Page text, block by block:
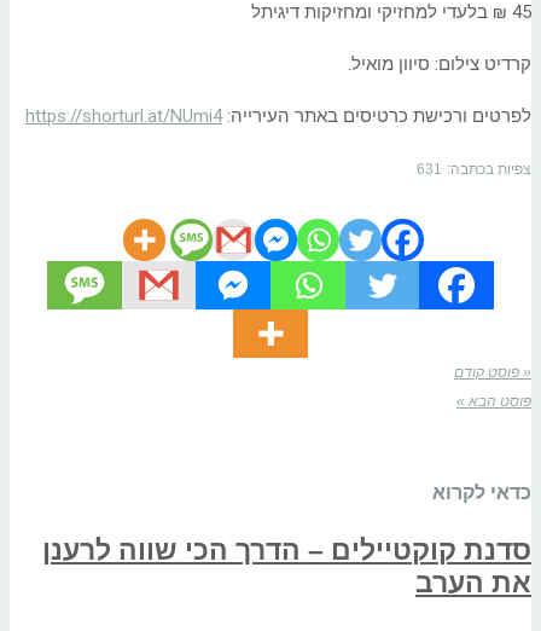
45 ₪ בלעדי למחזיקי ומחזיקות דיגיתל
קרדיט צילום: סיוון מואיל.
לפרטים ורכישת כרטיסים באתר העירייה:https://shorturl.at/NUmi4
צפיות בכתבה: 631
« פוסט קודם
פוסט הבא »
כדאי לקרוא
סדנת קוקטיילים – הדרך הכי שווה לרענן
את הערב